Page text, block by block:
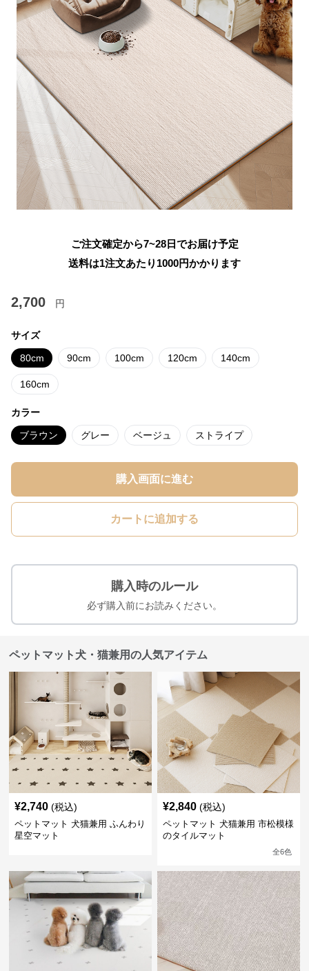
ご注文確定から7~28日でお届け予定
送料は1注文あたり 1000円かかります
2,700 円
サイズ
80cm 90cm 100cm 120cm 140cm
160cm
カラー
ブラウン グレー ベージュ ストライプ
購入画面に進む
カートに追加する
購入時のルール
必ず購入前にお読みください。
ペットマット犬・猫兼用の人気アイテム
¥2,740 (税込)
ペットマット 犬猫兼用 ふんわり
星空マット
¥2,840 (税込)
ペットマット 犬猫兼用 市松模様
のタイルマット
全6色